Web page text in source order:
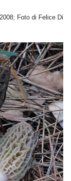
Foto di Felice Di